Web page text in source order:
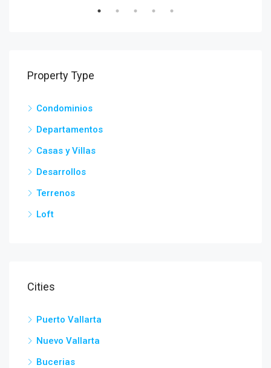
Property Type
Condominios
Departamentos
Casas y Villas
Desarrollos
Terrenos
Loft
Cities
Puerto Vallarta
Nuevo Vallarta
Bucerias